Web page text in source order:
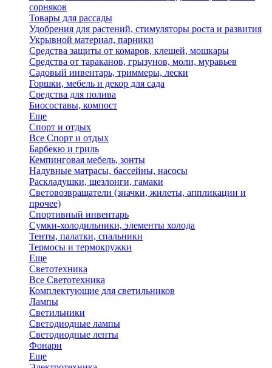
сорняков
Товары для рассады
Удобрения для растений, стимуляторы роста и развития
Укрывной материал, парники
Средства защиты от комаров, клещей, мошкары
Средства от тараканов, грызунов, моли, муравьев
Садовый инвентарь, триммеры, лески
Горшки, мебель и декор для сада
Средства для полива
Биосоставы, компост
Еще
Спорт и отдых
Все Спорт и отдых
Барбекю и гриль
Кемпинговая мебель, зонты
Надувные матрасы, бассейны, насосы
Раскладушки, шезлонги, гамаки
Световозвращатели (значки, жилеты, аппликации и
прочее)
Спортивный инвентарь
Сумки-холодильники, элементы холода
Тенты, палатки, спальники
Термосы и термокружки
Еще
Светотехника
Все Светотехника
Комплектующие для светильников
Лампы
Светильники
Светодиодные лампы
Светодиодные ленты
Фонари
Еще